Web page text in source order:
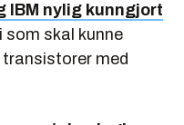
IBM nylig kunngjort
som skal kunne
med